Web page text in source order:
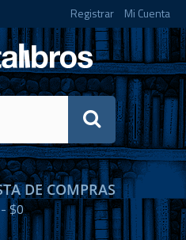
Registrar Mi Cuenta
DE COMPRAS
-$0